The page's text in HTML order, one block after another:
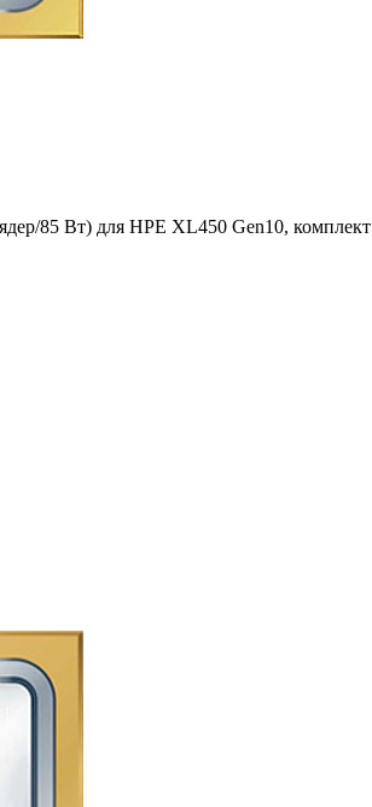
85 Вт) для HPE XL450 Gen10, комплект